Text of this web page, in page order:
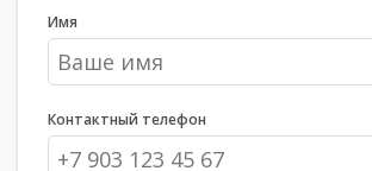
Имя
Контактный телефон